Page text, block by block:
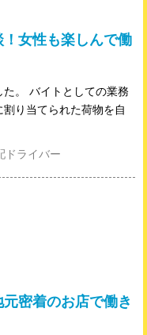
女性も楽しんで働
。 バイトとしての業務
り当てられた荷物を自
ドライバー
密着のお店で働き